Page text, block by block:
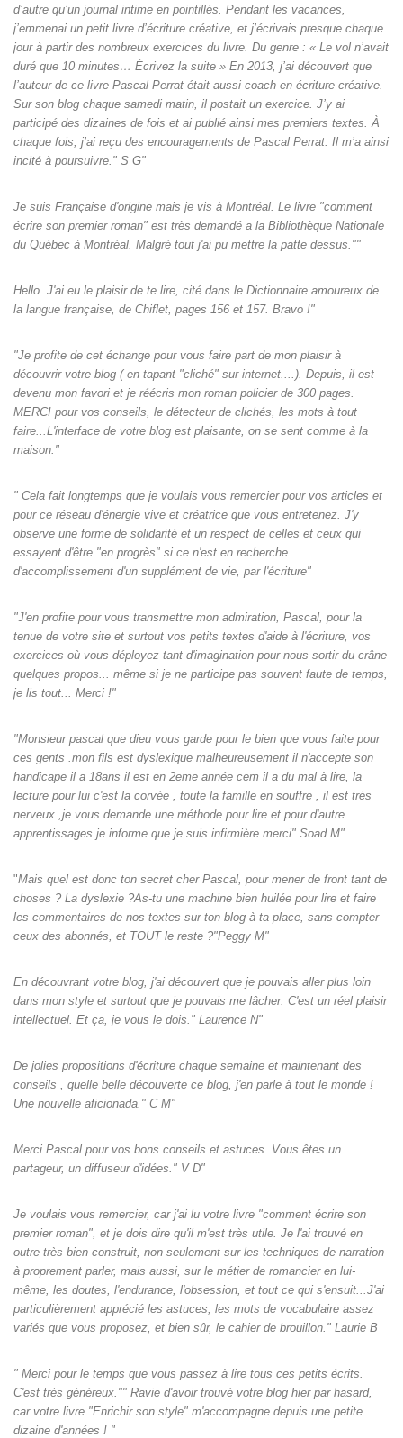
d’autre qu’un journal intime en pointillés. Pendant les vacances,
j’emmenai un petit livre d’écriture créative, et j’écrivais presque chaque
jour à partir des nombreux exercices du livre. Du genre : « Le vol n’avait
duré que 10 minutes… Écrivez la suite » En 2013, j’ai découvert que
l’auteur de ce livre Pascal Perrat était aussi coach en écriture créative.
Sur son blog chaque samedi matin, il postait un exercice. J’y ai
participé des dizaines de fois et ai publié ainsi mes premiers textes. À
chaque fois, j’ai reçu des encouragements de Pascal Perrat. Il m’a ainsi
incité à poursuivre." S G"
Je suis Française d'origine mais je vis à Montréal. Le livre "comment
écrire son premier roman" est très demandé a la Bibliothèque Nationale
du Québec à Montréal. Malgré tout j'ai pu mettre la patte dessus.""
Hello. J'ai eu le plaisir de te lire, cité dans le Dictionnaire amoureux de
la langue française, de Chiflet, pages 156 et 157. Bravo !"
"Je profite de cet échange pour vous faire part de mon plaisir à
découvrir votre blog ( en tapant "cliché" sur internet....). Depuis, il est
devenu mon favori et je réécris mon roman policier de 300 pages.
MERCI pour vos conseils, le détecteur de clichés, les mots à tout
faire...L'interface de votre blog est plaisante, on se sent comme à la
maison."
" Cela fait longtemps que je voulais vous remercier pour vos articles et
pour ce réseau d'énergie vive et créatrice que vous entretenez. J'y
observe une forme de solidarité et un respect de celles et ceux qui
essayent d'être "en progrès" si ce n'est en recherche
d'accomplissement d'un supplément de vie, par l'écriture"
"J'en profite pour vous transmettre mon admiration, Pascal, pour la
tenue de votre site et surtout vos petits textes d'aide à l'écriture, vos
exercices où vous déployez tant d'imagination pour nous sortir du crâne
quelques propos... même si je ne participe pas souvent faute de temps,
je lis tout... Merci !"
"Monsieur pascal que dieu vous garde pour le bien que vous faite pour
ces gents .mon fils est dyslexique malheureusement il n'accepte son
handicape il a 18ans il est en 2eme année cem il a du mal à lire, la
lecture pour lui c'est la corvée , toute la famille en souffre , il est très
nerveux ,je vous demande une méthode pour lire et pour d'autre
apprentissages je informe que je suis infirmière merci" Soad M"
"Mais quel est donc ton secret cher Pascal, pour mener de front tant de
choses ? La dyslexie ?As-tu une machine bien huilée pour lire et faire
les commentaires de nos textes sur ton blog à ta place, sans compter
ceux des abonnés, et TOUT le reste ?"Peggy M"
En découvrant votre blog, j'ai découvert que je pouvais aller plus loin
dans mon style et surtout que je pouvais me lâcher. C'est un réel plaisir
intellectuel. Et ça, je vous le dois." Laurence N"
De jolies propositions d'écriture chaque semaine et maintenant des
conseils , quelle belle découverte ce blog, j'en parle à tout le monde !
Une nouvelle aficionada." C M"
Merci Pascal pour vos bons conseils et astuces. Vous êtes un
partageur, un diffuseur d'idées." V D"
Je voulais vous remercier, car j'ai lu votre livre "comment écrire son
premier roman", et je dois dire qu'il m'est très utile. Je l'ai trouvé en
outre très bien construit, non seulement sur les techniques de narration
à proprement parler, mais aussi, sur le métier de romancier en lui-
même, les doutes, l'endurance, l'obsession, et tout ce qui s'ensuit...J'ai
particulièrement apprécié les astuces, les mots de vocabulaire assez
variés que vous proposez, et bien sûr, le cahier de brouillon." Laurie B
" Merci pour le temps que vous passez à lire tous ces petits écrits.
C'est très généreux."" Ravie d'avoir trouvé votre blog hier par hasard,
car votre livre "Enrichir son style" m'accompagne depuis une petite
dizaine d'années ! "